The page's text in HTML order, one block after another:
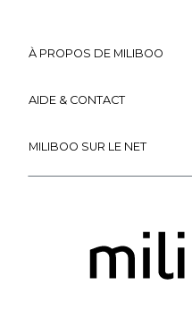
À PROPOS DE MILIBOO
AIDE & CONTACT
MILIBOO SUR LE NET